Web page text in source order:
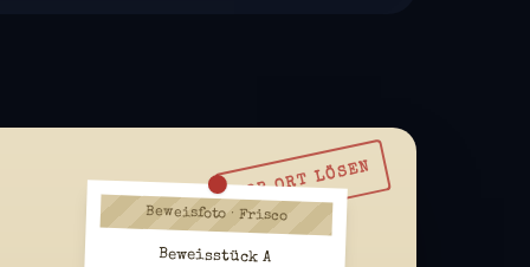
VOR ORT LÖSEN
Beweisfoto · Frisco
Beweisstück A